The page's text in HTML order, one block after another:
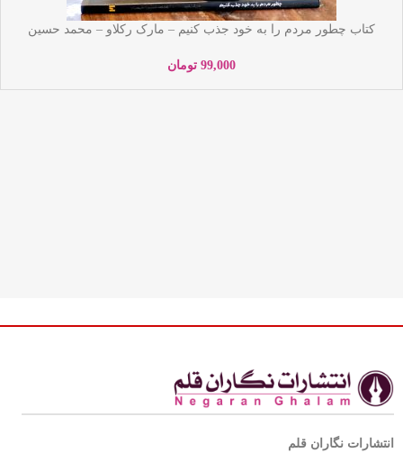
کتاب چطور مردم را به خود جذب کنیم – مارک رکلاو – محمد حسین
99,000 تومان
انتشارات نگاران قلم